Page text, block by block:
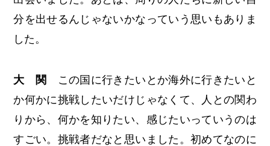
分を出せるんじゃないかなっていう思いもありま
した。
大 関
この国に行きたいとか海外に行きたいと
か何かに挑戦したいだけじゃなくて、人との関わ
りから、何かを知りたい、感じたいっていうのは
すごい。挑戦者だなと思いました。初めてなのに